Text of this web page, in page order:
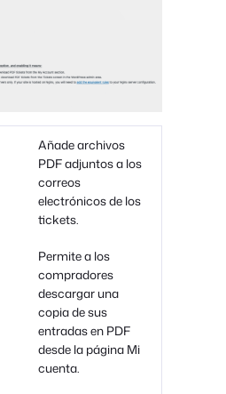
Añade archivos
PDF adjuntos a los
correos
electrónicos de los
tickets.
Permite a los
compradores
descargar una
copia de sus
entradas en PDF
desde la página Mi
cuenta.